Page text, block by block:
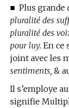
■ Plus grande
pluralité des
pluralité des
pour luy. En ce
joint avec les
sentiments, &
Il s’employe
signifie